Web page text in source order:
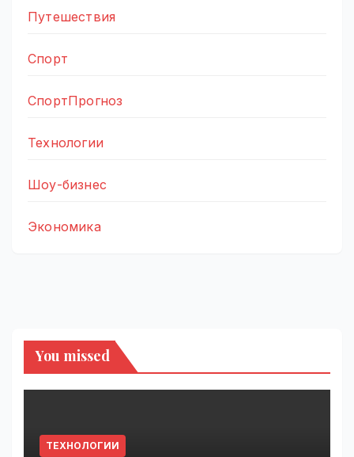
Путешествия
Спорт
СпортПрогноз
Технологии
Шоу-бизнес
Экономика
You missed
ТЕХНОЛОГИИ